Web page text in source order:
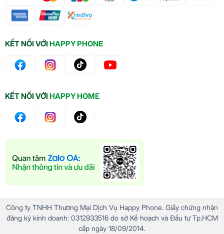
KẾT NỐI VỚIHAPPY PHONE
KẾT NỐI VỚIHAPPY HOME
Công ty TNHH Thương Mại Dịch Vụ Happy Phone. Giấy chứng nhận
đăng ký kinh doanh: 0312933516 do sở Kế hoạch và Đầu tư Tp.HCM
cấp ngày 18/09/2014.